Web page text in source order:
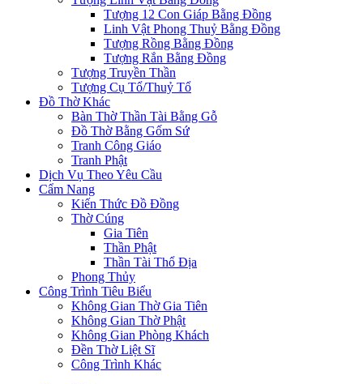
Tượng 12 Con Giáp Bằng Đồng
Linh Vật Phong Thuỷ Bằng Đồng
Tượng Rồng Bằng Đồng
Tượng Rắn Bằng Đồng
Tượng Truyền Thần
Tượng Cụ Tổ/Thuỷ Tổ
Đồ Thờ Khác
Bàn Thờ Thần Tài Bằng Gỗ
Đồ Thờ Bằng Gốm Sứ
Tranh Công Giáo
Tranh Phật
Dịch Vụ Theo Yêu Cầu
Cẩm Nang
Kiến Thức Đồ Đồng
Thờ Cúng
Gia Tiên
Thần Phật
Thần Tài Thổ Địa
Phong Thủy
Công Trình Tiêu Biểu
Không Gian Thờ Gia Tiên
Không Gian Thờ Phật
Không Gian Phòng Khách
Đền Thờ Liệt Sĩ
Công Trình Khác